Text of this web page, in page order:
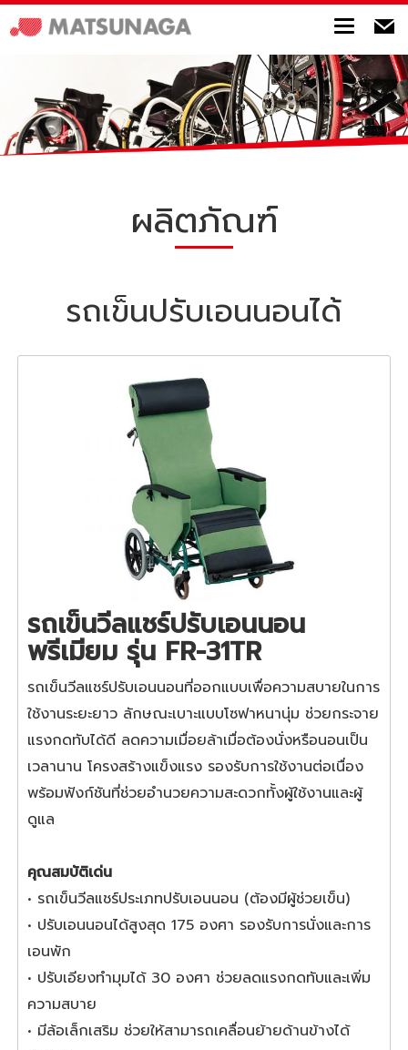
ผลิตภัณฑ์
รถเข็นปรับเอนนอนได้
รถเข็นวีลแชร์ปรับเอนนอน
พรีเมียม รุ่น FR-31TR
รถเข็นวีลแชร์ปรับเอนนอนที่ออกแบบเพื่อความสบายในการ
ใช้งานระยะยาว ลักษณะเบาะแบบโซฟาหนานุ่ม ช่วยกระจาย
แรงกดทับได้ดี ลดความเมื่อยล้าเมื่อต้องนั่งหรือนอนเป็น
เวลานาน โครงสร้างแข็งแรง รองรับการใช้งานต่อเนื่อง
พร้อมฟังก์ชันที่ช่วยอำนวยความสะดวกทั้งผู้ใช้งานและผู้
ดูแล
คุณสมบัติเด่น
• รถเข็นวีลแชร์ประเภทปรับเอนนอน (ต้องมีผู้ช่วยเข็น)
• ปรับเอนนอนได้สูงสุด 175 องศา รองรับการนั่งและการ
เอนพัก
• ปรับเอียงทำมุมได้ 30 องศา ช่วยลดแรงกดทับและเพิ่ม
ความสบาย
• มีล้อเล็กเสริม ช่วยให้สามารถเคลื่อนย้ายด้านข้างได้